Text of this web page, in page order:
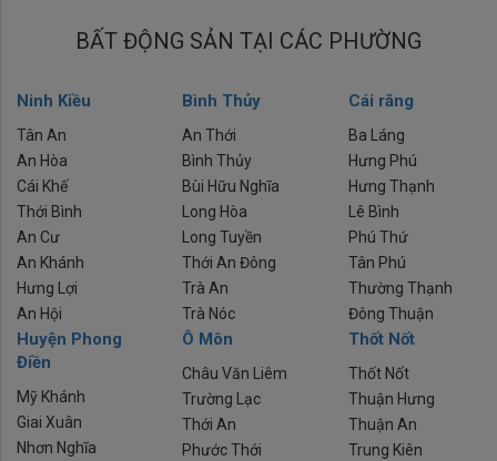
BẤT ĐỘNG SẢN TẠI CÁC PHƯỜNG
Ninh Kiều
Tân An
An Hòa
Cái Khế
Thới Bình
An Cư
An Khánh
Hưng Lợi
An Hội
Bình Thủy
An Thới
Bình Thủy
Bùi Hữu Nghĩa
Long Hòa
Long Tuyền
Thới An Đông
Trà An
Trà Nóc
Cái răng
Ba Láng
Hưng Phú
Hưng Thạnh
Lê Bình
Phú Thứ
Tân Phú
Thường Thạnh
Đông Thuận
Huyện Phong
Điền
Mỹ Khánh
Giai Xuân
Nhơn Nghĩa
Ô Môn
Châu Văn Liêm
Trường Lạc
Thới An
Phước Thới
Thốt Nốt
Thốt Nốt
Thuận Hưng
Thuận An
Trung Kiên